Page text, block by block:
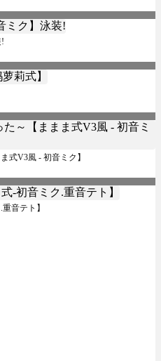
式V3風 - 初音ミク】
音テト】